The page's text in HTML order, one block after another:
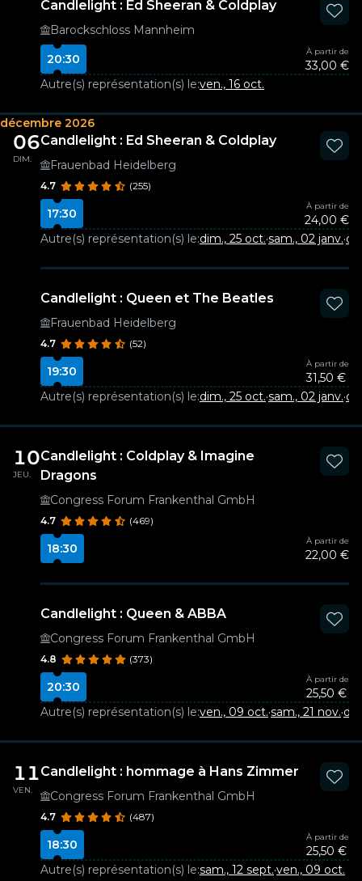
Candlelight : Ed Sheeran & Coldplay
Barockschloss Mannheim
20:30
À partir de
33,00 €
Autre(s) représentation(s) le:ven., 16 oct.
décembre 2026
06
DIM.
Candlelight : Ed Sheeran & Coldplay
Frauenbad Heidelberg
4.7 (255)
17:30
À partir de
24,00 €
Autre(s) représentation(s) le:dim., 25 oct.·sam., 02 janv.·
Candlelight : Queen et The Beatles
Frauenbad Heidelberg
4.7 (52)
19:30
À partir de
31,50 €
Autre(s) représentation(s) le:dim., 25 oct.·sam., 02 janv.·
10
JEU.
Candlelight : Coldplay & Imagine
Dragons
Congress Forum Frankenthal GmbH
4.7 (469)
18:30
À partir de
22,00 €
Candlelight : Queen & ABBA
Congress Forum Frankenthal GmbH
4.8 (373)
20:30
À partir de
25,50 €
Autre(s) représentation(s) le:ven., 09 oct.·sam., 21 nov.·
11
VEN.
Candlelight : hommage à Hans Zimmer
Congress Forum Frankenthal GmbH
4.7 (487)
18:30
À partir de
25,50 €
Autre(s) représentation(s) le:sam., 12 sept.·ven., 09 oct.